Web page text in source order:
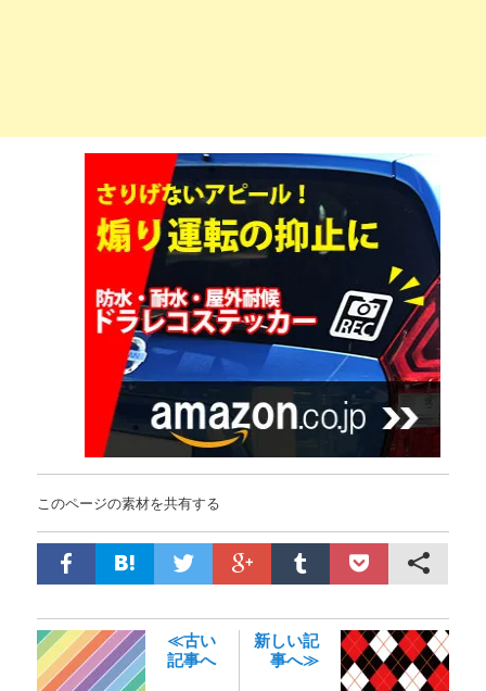
このページの素材を共有する
≪古い
記事へ
新しい記
事へ≫